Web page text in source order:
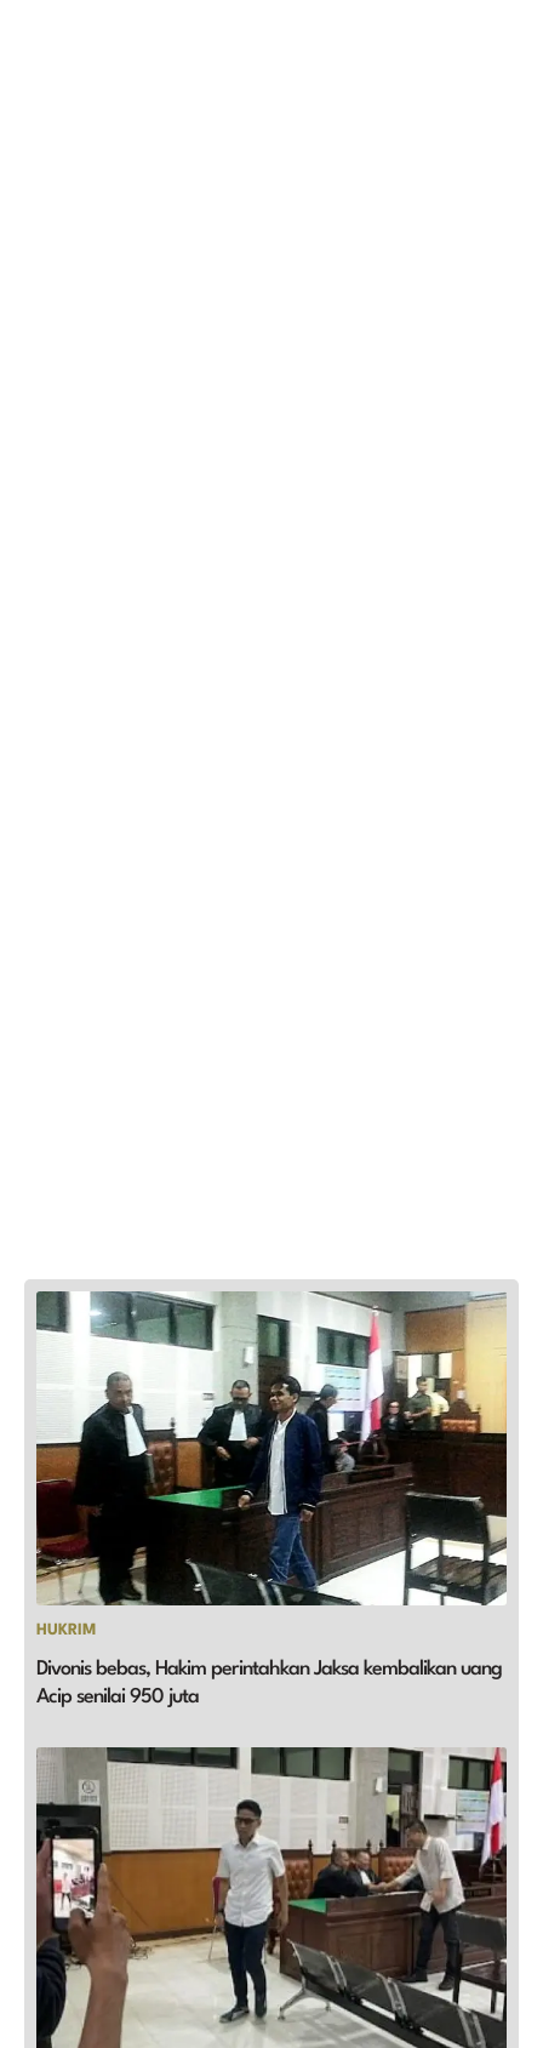
HUKRIM
Divonis bebas, Hakim perintahkan Jaksa kembalikan uang
Acip senilai 950 juta